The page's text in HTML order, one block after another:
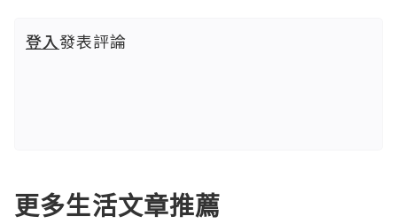
登入發表評論
更多生活文章推薦